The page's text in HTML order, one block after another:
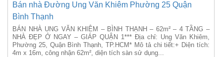
Bán nhà Đường Ung Văn Khiêm Phường 25 Quận
Bình Thạnh
BÁN NHÀ UNG VĂN KHIÊM – BÌNH THẠNH – 62m² – 4 TẦNG –
NHÀ ĐẸP Ở NGAY – GIÁP QUẬN 1*** Địa chỉ: Ung Văn Khiêm,
Phường 25, Quận Bình Thạnh, TP.HCM* Mô tả chi tiết:+ Diện tích:
4m x 16m, công nhận 62m², diện tích sàn sử dụng...